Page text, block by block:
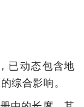
已动态包含地
综合影响。